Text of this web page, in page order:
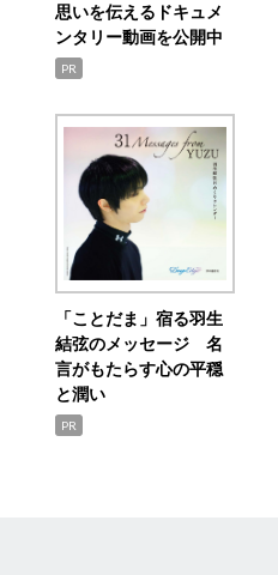
思いを伝えるドキュメ
ンタリー動画を公開中
PR
「ことだま」宿る羽生
結弦のメッセージ 名
言がもたらす心の平穏
と潤い
PR